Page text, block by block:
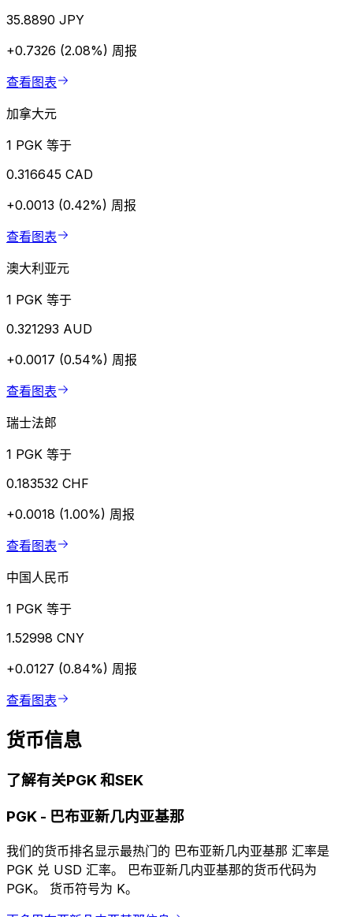
35.8890 JPY
+0.7326 (2.08%) 周报
查看图表
加拿大元
1 PGK 等于
0.316645 CAD
+0.0013 (0.42%) 周报
查看图表
澳大利亚元
1 PGK 等于
0.321293 AUD
+0.0017 (0.54%) 周报
查看图表
瑞士法郎
1 PGK 等于
0.183532 CHF
+0.0018 (1.00%) 周报
查看图表
中国人民币
1 PGK 等于
1.52998 CNY
+0.0127 (0.84%) 周报
查看图表
货币信息
了解有关PGK 和SEK
PGK - 巴布亚新几内亚基那
我们的货币排名显示最热门的 巴布亚新几内亚基那 汇率是
PGK 兑 USD 汇率。 巴布亚新几内亚基那的货币代码为
PGK。 货币符号为 K。